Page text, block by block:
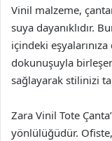
Vinil malzeme,
suya dayanıklıdır.
içindeki
dokunuşuyla
sağlayarak stilinizi
Zara Vinil Tote
yönlülüğüdür.